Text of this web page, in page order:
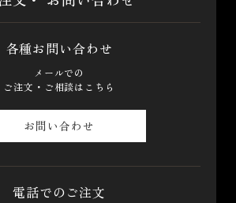
各種お問い合わせ
メールでの
ご注文・ご相談はこちら
お問い合わせ
電話でのご注文